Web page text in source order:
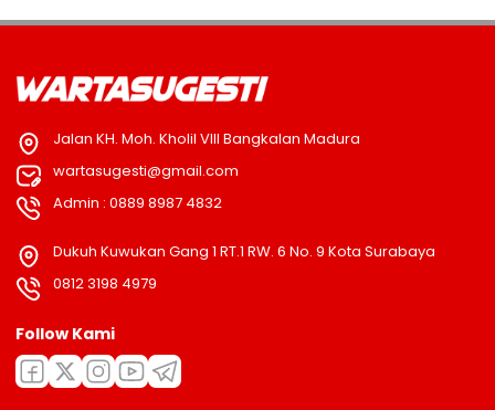
Jalan KH. Moh. Kholil VIII Bangkalan Madura
wartasugesti@gmail.com
Admin : 0889 8987 4832
Dukuh Kuwukan Gang 1 RT.1 RW. 6 No. 9 Kota Surabaya
0812 3198 4979
Follow Kami